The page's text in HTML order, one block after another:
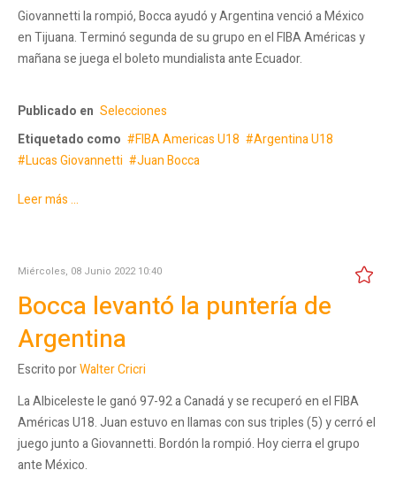
Giovannetti la rompió, Bocca ayudó y Argentina venció a México
en Tijuana. Terminó segunda de su grupo en el FIBA Américas y
mañana se juega el boleto mundialista ante Ecuador.
Publicado en Selecciones
Etiquetado como
FIBA Americas U18
Argentina U18
Lucas Giovannetti
Juan Bocca
Leer más ...
Miércoles, 08 Junio 2022 10:40
Bocca levantó la puntería de
Argentina
Escrito porWalter Cricri
La Albiceleste le ganó 97-92 a Canadá y se recuperó en el FIBA
Américas U18. Juan estuvo en llamas con sus triples (5) y cerró el
juego junto a Giovannetti. Bordón la rompió. Hoy cierra el grupo
ante México.